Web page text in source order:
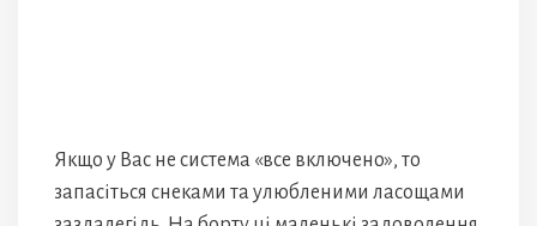
Якщо у Вас не система «все включено», то
запасіться снеками та улюбленими ласощами